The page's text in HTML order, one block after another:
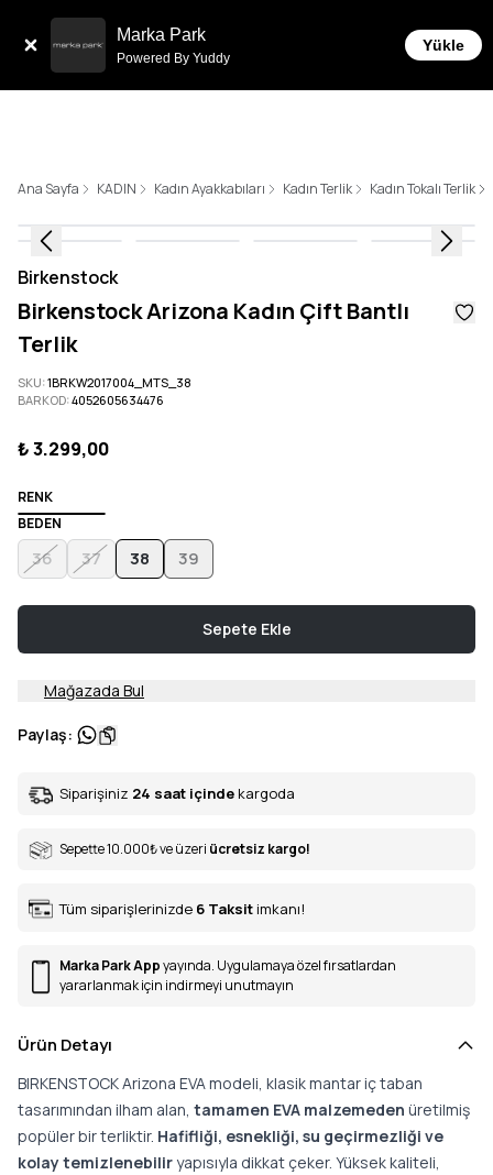
Marka Park
Powered By Yuddy
Yükle
Ana Sayfa KADIN Kadın Ayakkabıları Kadın Terlik Kadın Tokalı Terlik
Birkenstock
Birkenstock Arizona Kadın Çift Bantlı
Terlik
SKU:1BRKW2017004_MTS_38
BARKOD:4052605634476
₺ 3.299,00
RENK
BEDEN
36 37 38 39
Sepete Ekle
Mağazada Bul
Paylaş:
Siparişiniz 24 saat içinde kargoda
Sepette 10.000₺ve üzeri ücretsiz kargo!
Tüm siparişlerinizde 6 Taksit imkanı!
Marka Park Appyayında. Uygulamaya özel fırsatlardan
yararlanmak için indirmeyi unutmayın
Ürün Detayı
BIRKENSTOCK Arizona EVA modeli, klasik mantar iç taban
tasarımından ilham alan, tamamen EVA malzemeden üretilmiş
popüler bir terliktir. Hafifliği, esnekliği, su geçirmezliği ve
kolay temizlenebilir yapısıyla dikkat çeker. Yüksek kaliteli,